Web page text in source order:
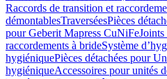
Raccords de transition et
démontablesTraverséesPièces
pour Geberit Mapress CuNiFeJoints
raccordements à brideSystème
hygiéniquePièces détachées pour
hygiéniqueAccessoires pour unités